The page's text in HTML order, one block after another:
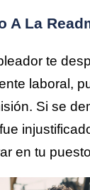
A La
te
laboral,
Si se
en tu